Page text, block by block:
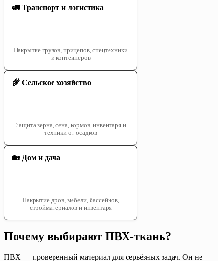
🚛 Транспорт и логистика
Накрытие грузов, прицепов, спецтехники
и контейнеров
🌾 Сельское хозяйство
Защита зерна, сена, кормов, инвентаря и
техники от осадков
🏡 Дом и дача
Накрытие дров, мебели, бассейнов,
стройматериалов и инвентаря
Почему выбирают ПВХ-ткань?
ПВХ — проверенный материал для серьёзных задач. Он не